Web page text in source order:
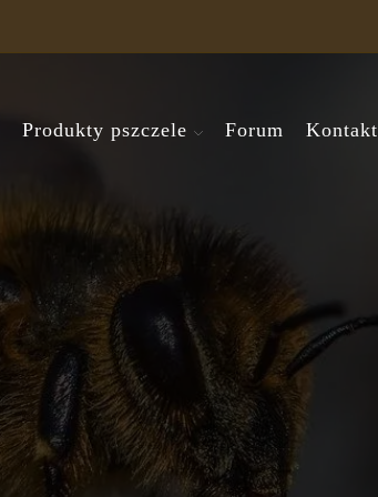
Produkty pszczele Forum Kontakt